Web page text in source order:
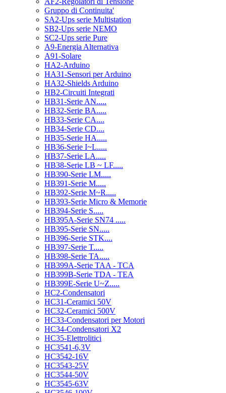
Gruppo di Continuita'
SA2-Ups serie Multistation
SB2-Ups serie NEMO
SC2-Ups serie Pure
A9-Energia Alternativa
A91-Solare
HA2-Arduino
HA31-Sensori per Arduino
HA32-Shields Arduino
HB2-Circuiti Integrati
HB31-Serie AN.....
HB32-Serie BA.....
HB33-Serie CA....
HB34-Serie CD....
HB35-Serie HA.....
HB36-Serie I~L.....
HB37-Serie LA.....
HB38-Serie LB ~ LF.....
HB390-Serie LM.....
HB391-Serie M.....
HB392-Serie M~R.....
HB393-Serie Micro & Memorie
HB394-Serie S.....
HB395A-Serie SN74 .....
HB395-Serie SN.....
HB396-Serie STK....
HB397-Serie T.....
HB398-Serie TA.....
HB399A-Serie TAA - TCA
HB399B-Serie TDA - TEA
HB399E-Serie U~Z.....
HC2-Condensatori
HC31-Ceramici 50V
HC32-Ceramici 500V
HC33-Condensatori per Motori
HC34-Condensatori X2
HC35-Elettrolitici
HC3541-6,3V
HC3542-16V
HC3543-25V
HC3544-50V
HC3545-63V